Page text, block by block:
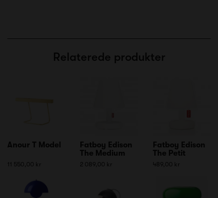
Relaterede produkter
Anour T Model
11 550,00 kr
Fatboy Edison
The Medium
2 089,00 kr
Fatboy Edison
The Petit
489,00 kr